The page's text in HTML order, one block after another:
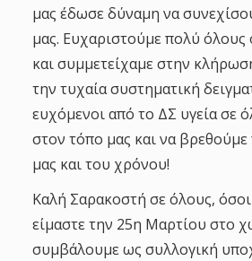
μας έδωσε δύναμη να
μας. Ευχαριστούμε πολύ
και συμμετείχαμε στην
την τυχαία συστηματική
ευχόμενοι από το ΔΣ υγεία σε
στον τόπο μας και να
μας και του χρόνου!
Καλή Σαρακοστή σε όλους,
είμαστε την 25η Μαρτίου στο
συμβάλουμε ως συλλογική